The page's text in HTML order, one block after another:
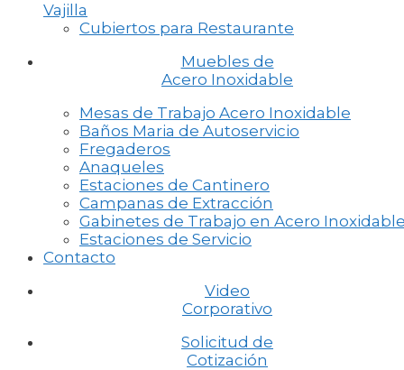
Vajilla
Cubiertos para Restaurante
Muebles de
Acero Inoxidable
Mesas de Trabajo Acero Inoxidable
Baños Maria de Autoservicio
Fregaderos
Anaqueles
Estaciones de Cantinero
Campanas de Extracción
Gabinetes de Trabajo en Acero
Estaciones de Servicio
Contacto
Video
Corporativo
Solicitud de
Cotización